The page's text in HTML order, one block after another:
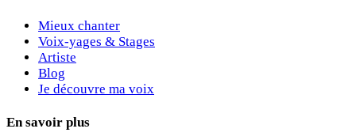
Mieux chanter
Voix-yages & Stages
Artiste
Blog
Je découvre ma voix
En savoir plus